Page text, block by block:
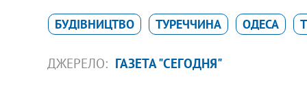
БУДІВНИЦТВО ТУРЕЧЧИНА ОДЕСА
ДЖЕРЕЛО: ГАЗЕТА "СЕГОДНЯ"